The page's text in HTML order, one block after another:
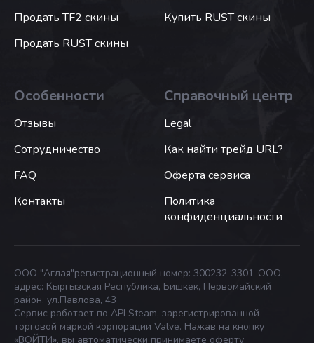
Продать TF2 скины
Продать RUST скины
Купить RUST скины
Особенности
Отзывы
Сотрудничество
FAQ
Контакты
Справочный центр
Legal
Как найти трейд URL?
Оферта сервиса
Политика
конфиденциальности
ООО "Аглая"регистрационный номер: 300232-3301-ООО,
адрес: Кыргызская Республика, Бишкек, Первомайский
район, ул.Павлова, 43
Сервис работает по API Steam, зарегистрированной
торговой маркой корпорации Valve. Нажав на кнопку
«ВОЙТИ», вы автоматически принимаете оферту